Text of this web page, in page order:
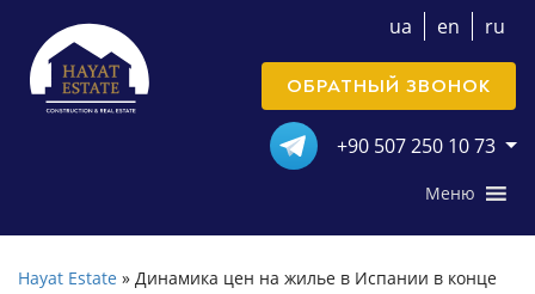
ua en ru
+90 507 250 10 73
ОБРАТНЫЙ ЗВОНОК
Меню
Hayat Estate » Динамика цен на жилье в Испании в конце